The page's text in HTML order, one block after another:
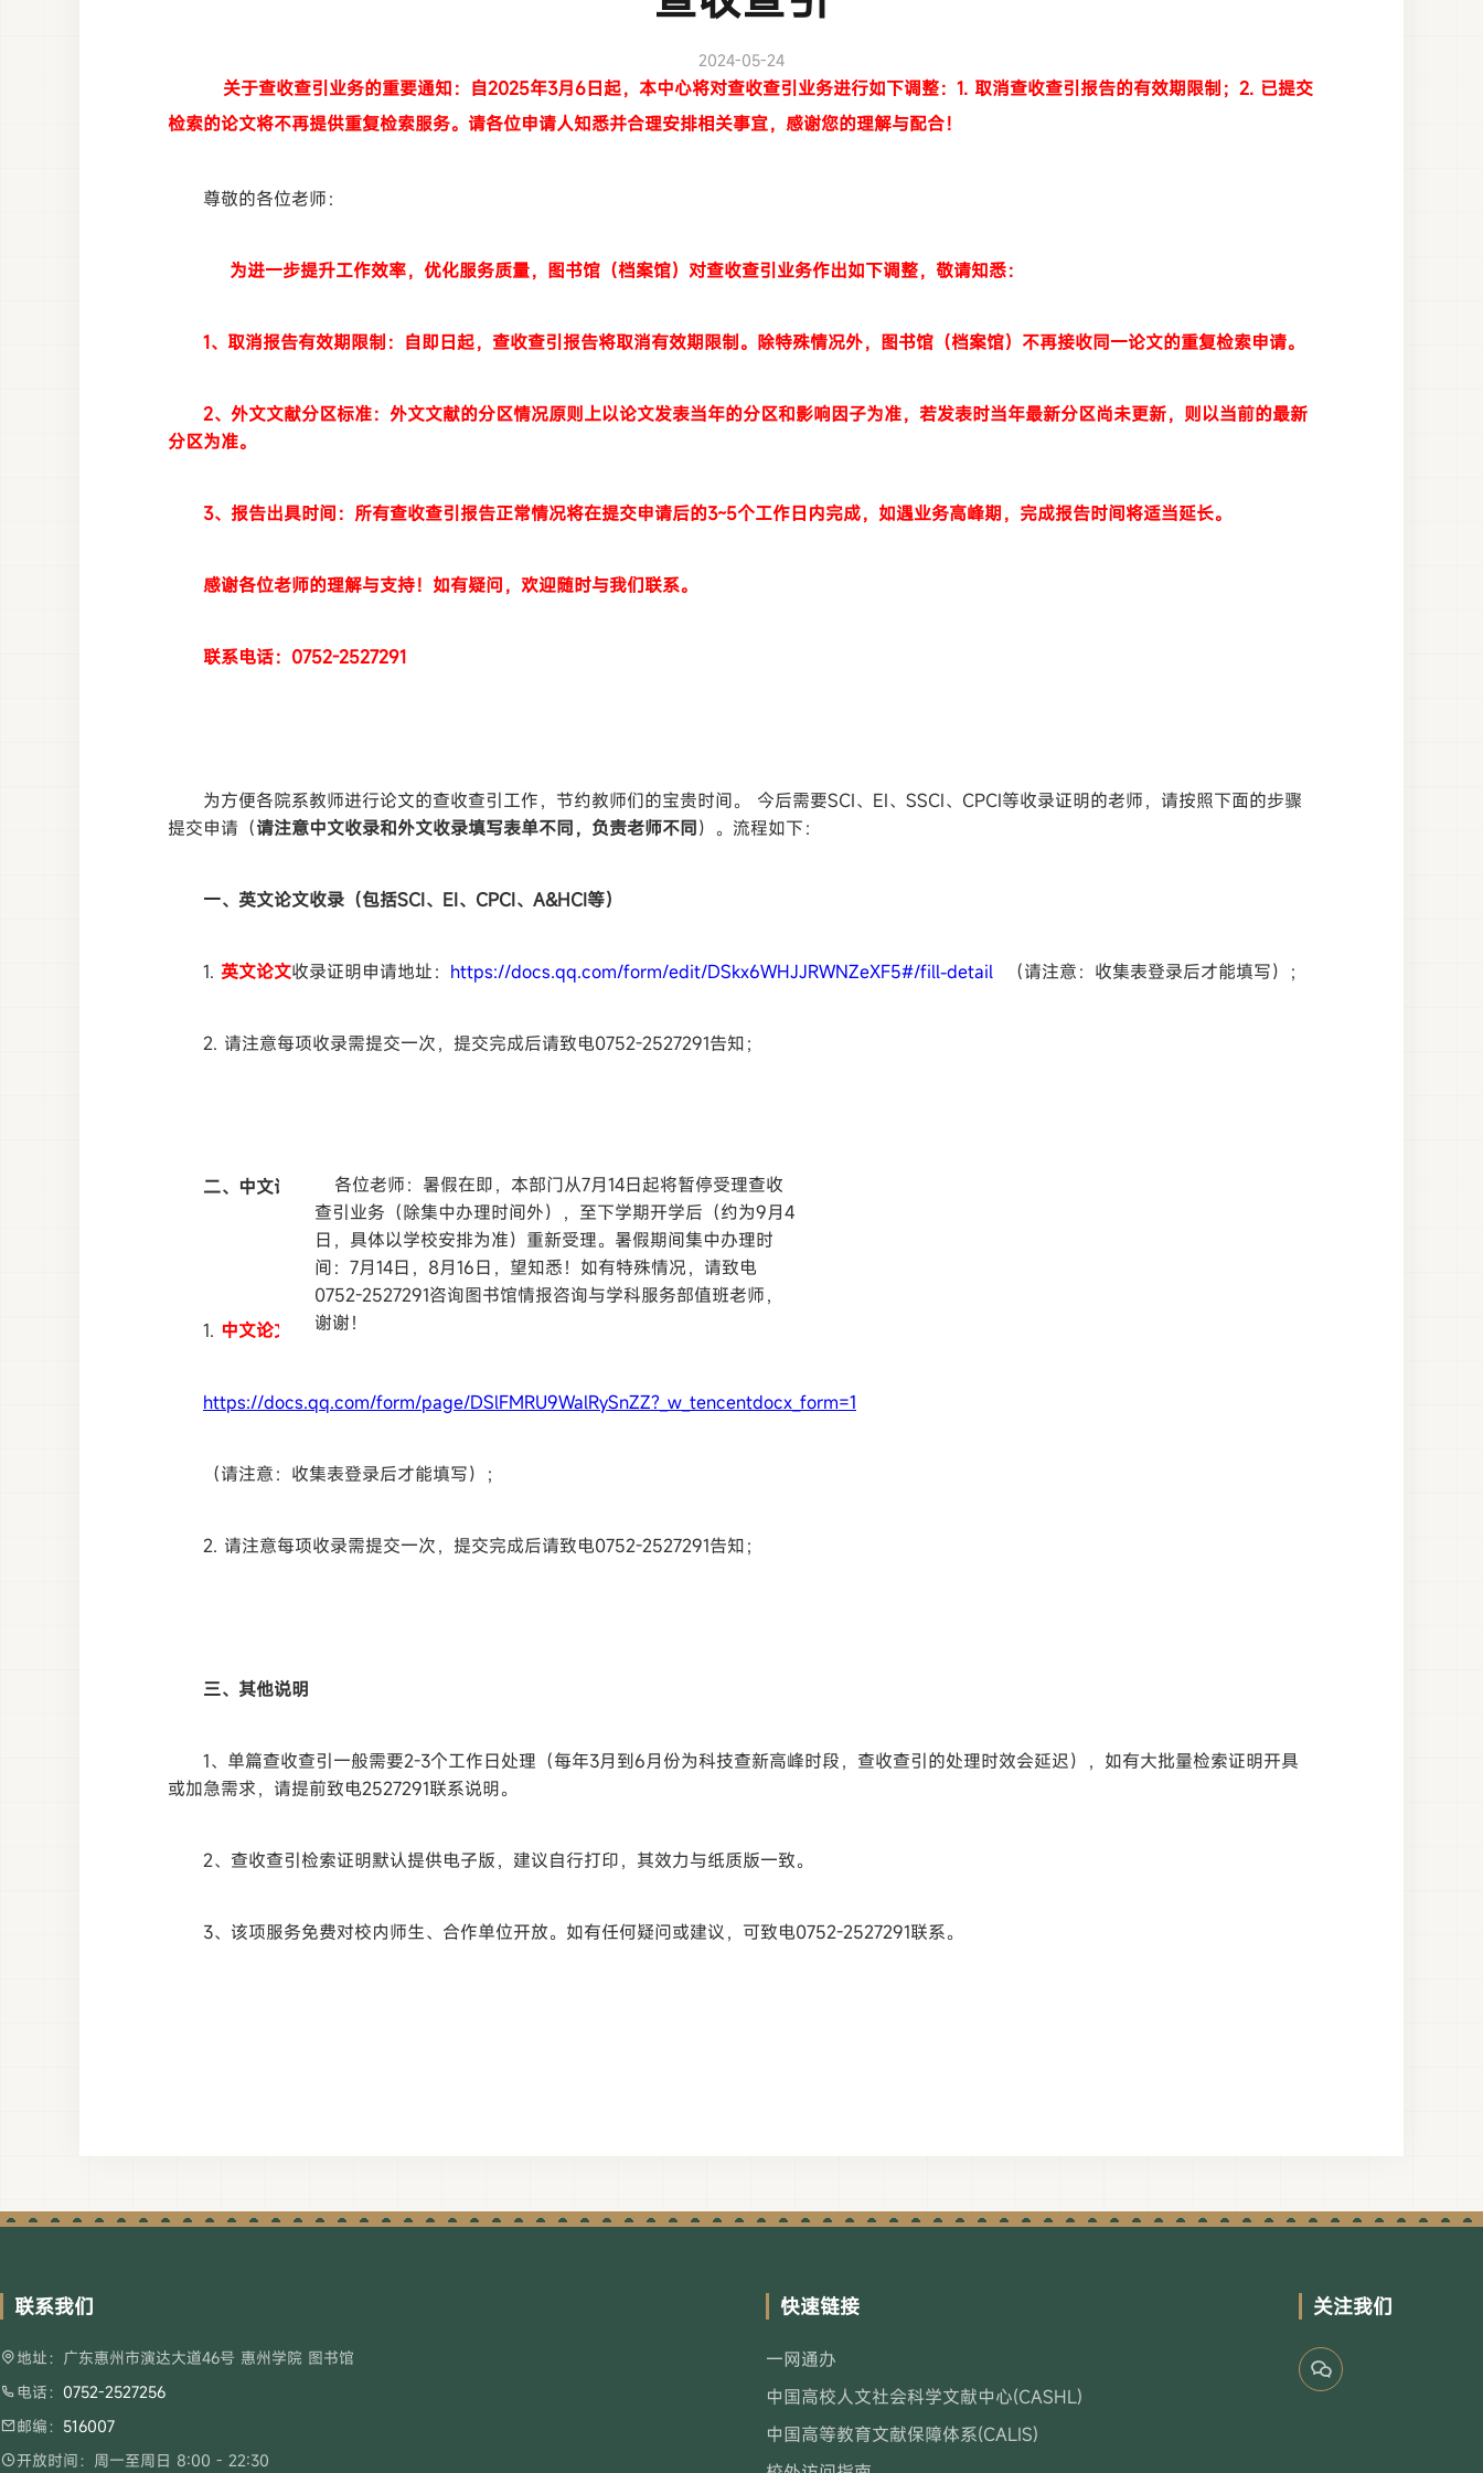
2024-05-24
关于查收查引业务的重要通知：自2025年3月6日起，本中心将对查收查引业务进行如下调整：1. 取消查收查引报告的有效期限制；2. 已提交
检索的论文将不再提供重复检索服务。请各位申请人知悉并合理安排相关事宜，感谢您的理解与配合！
尊敬的各位老师：
为进一步提升工作效率，优化服务质量，图书馆（档案馆）对查收查引业务作出如下调整，敬请知悉：
1、取消报告有效期限制：自即日起，查收查引报告将取消有效期限制。除特殊情况外，图书馆（档案馆）不再接收同一论文的重复检索申请。
2、外文文献分区标准：外文文献的分区情况原则上以论文发表当年的分区和影响因子为准，若发表时当年最新分区尚未更新，则以当前的最新
分区为准。
3、报告出具时间：所有查收查引报告正常情况将在提交申请后的3~5个工作日内完成，如遇业务高峰期，完成报告时间将适当延长。
感谢各位老师的理解与支持！如有疑问，欢迎随时与我们联系。
联系电话：0752-2527291
为方便各院系教师进行论文的查收查引工作，节约教师们的宝贵时间。 今后需要SCI、EI、SSCI、CPCI等收录证明的老师，请按照下面的步骤
提交申请（请注意中文收录和外文收录填写表单不同，负责老师不同）。流程如下：
一、英文论文收录（包括SCI、EI、CPCI、A&HCI等）
1. 英文论文收录证明申请地址： https://docs.qq.com/form/edit/DSkx6WHJJRWNZeXF5#/fill-detail （请注意：收集表登录后才能填写）；
2. 请注意每项收录需提交一次，提交完成后请致电0752-2527291告知；
二、中文论文收录（包括CSSCI、北大核心、人大复印资料等）
1. 中文论文 收录证明申请地址：（北大核心、CSSCI等中文类收录）
https://docs.qq.com/form/page/DSlFMRU9WalRySnZZ?_w_tencentdocx_form=1
（请注意：收集表登录后才能填写）；
2. 请注意每项收录需提交一次，提交完成后请致电0752-2527291告知；
三、其他说明
1、单篇查收查引一般需要2-3个工作日处理（每年3月到6月份为科技查新高峰时段，查收查引的处理时效会延迟），如有大批量检索证明开具
或加急需求，请提前致电2527291联系说明。
2、查收查引检索证明默认提供电子版，建议自行打印，其效力与纸质版一致。
3、该项服务免费对校内师生、合作单位开放。如有任何疑问或建议，可致电0752-2527291联系。
查引业务（除集中办理时间外），至下学期开学后（约为9月4
日，具体以学校安排为准）重新受理。暑假期间集中办理时
间：7月14日，8月16日，望知悉！如有特殊情况，请致电
0752-2527291咨询图书馆情报咨询与学科服务部值班老师，
谢谢！
联系我们
地址：广东惠州市演达大道46号 惠州学院 图书馆
电话： 0752-2527256
邮编： 516007
开放时间：周一至周日 8:00 - 22:30
快速链接
一网通办
中国高校人文社会科学文献中心(CASHL)
中国高等教育文献保障体系(CALIS)
关注我们